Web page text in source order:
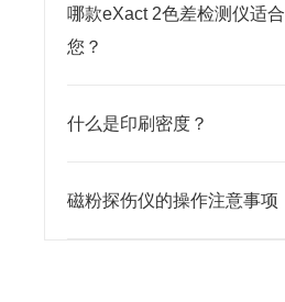
哪款eXact 2色差检测仪适合
您？
什么是印刷密度？
磁粉探伤仪的操作注意事项